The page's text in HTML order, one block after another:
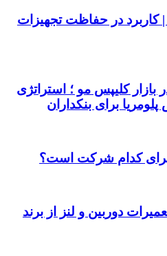
در حفاظت تجهیزات
کلیپس مو ؛ استراتژی
برای بنکداران
برای کدام شرکت است؟
دوربین و لنز از برند